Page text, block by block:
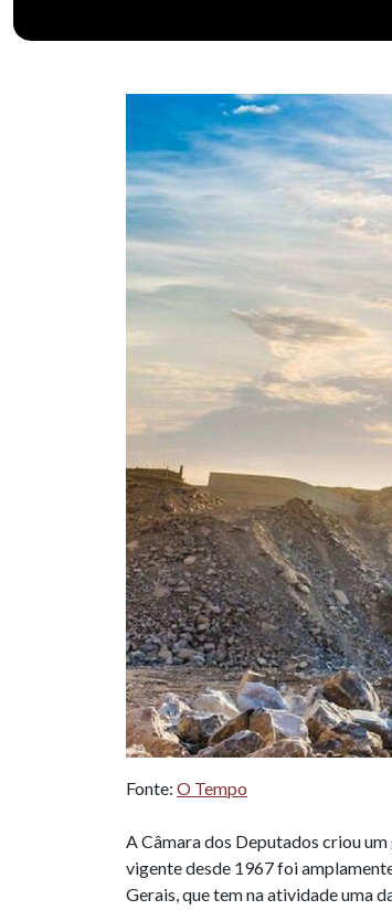
Fonte: O Tempo
A Câmara dos Deputados criou
vigente desde 1967 foi
Gerais, que tem na atividade uma